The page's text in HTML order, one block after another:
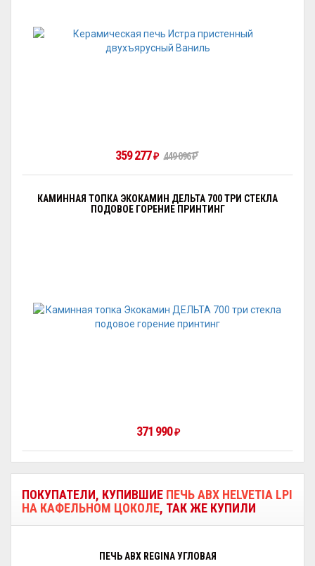
359 277₽ 449 096₽
КАМИННАЯ ТОПКА ЭКОКАМИН ДЕЛЬТА 700 ТРИ СТЕКЛА
ПОДОВОЕ ГОРЕНИЕ ПРИНТИНГ
371 990₽
ПОКУПАТЕЛИ, КУПИВШИЕ ПЕЧЬ ABX HELVETIA LPI
НА КАФЕЛЬНОМ ЦОКОЛЕ, ТАК ЖЕ КУПИЛИ
ПЕЧЬ ABX REGINA УГЛОВАЯ